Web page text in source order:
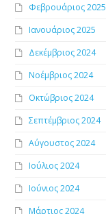
Φεβρουάριος 2025
Ιανουάριος 2025
Δεκέμβριος 2024
Νοέμβριος 2024
Οκτώβριος 2024
Σεπτέμβριος 2024
Αύγουστος 2024
Ιούλιος 2024
Ιούνιος 2024
Μάρτιος 2024